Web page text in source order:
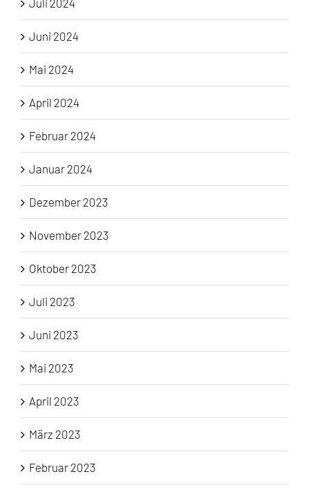
Juni 2024
Mai 2024
April 2024
Februar 2024
Januar 2024
Dezember 2023
November 2023
Oktober 2023
Juli 2023
Juni 2023
Mai 2023
April 2023
März 2023
Februar 2023